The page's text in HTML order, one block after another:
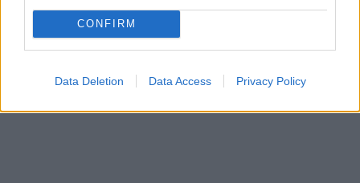
CONFIRM
Data Deletion Data Access Privacy Policy